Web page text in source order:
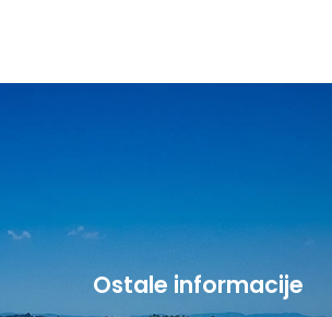
Ostale informacije